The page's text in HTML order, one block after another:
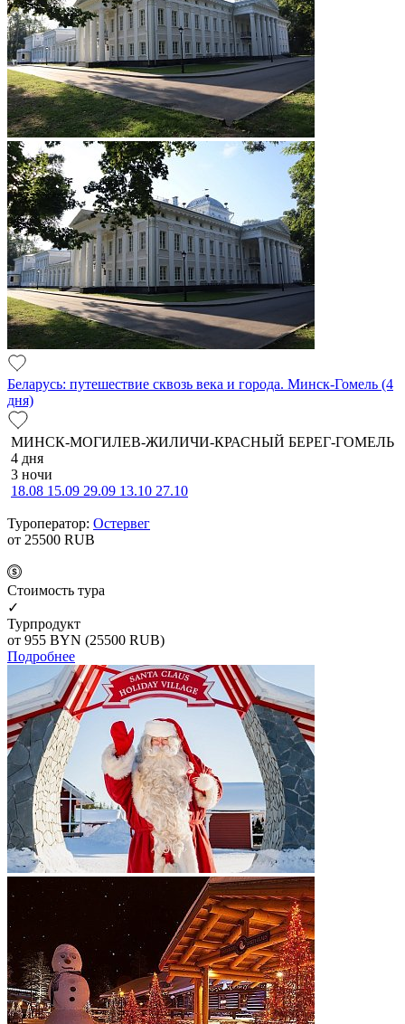
Беларусь: путешествие сквозь века и города. Минск-Гомель (4
дня)
МИНСК-МОГИЛЕВ-ЖИЛИЧИ-КРАСНЫЙ БЕРЕГ-ГОМЕЛЬ
4 дня
3 ночи
18.08 15.09 29.09 13.10 27.10
Туроператор: Остервег
от 25500 RUB
Cтоимость тура
✓
Турпродукт
от 955 BYN (25500 RUB)
Подробнее